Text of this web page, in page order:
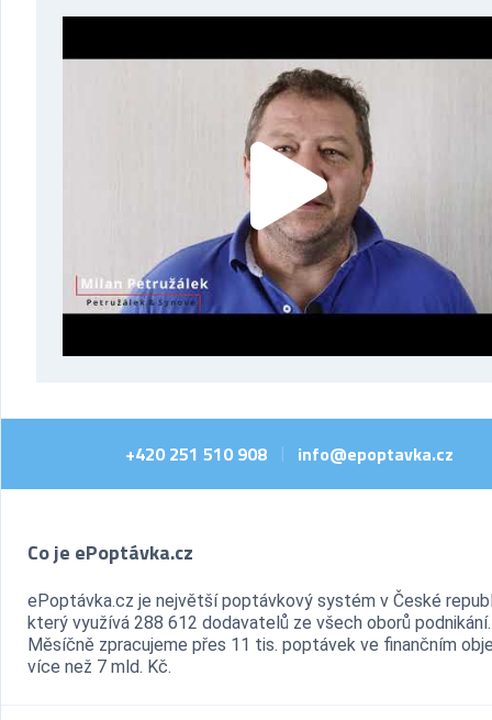
+420 251 510 908 info@epoptavka.cz
Co je ePoptávka.cz
ePoptávka.cz je největší poptávkový systém v České
který využívá 288 612 dodavatelů ze všech oborů podnikání.
Měsíčně zpracujeme přes 11 tis. poptávek ve finančním
více než 7 mld. Kč.